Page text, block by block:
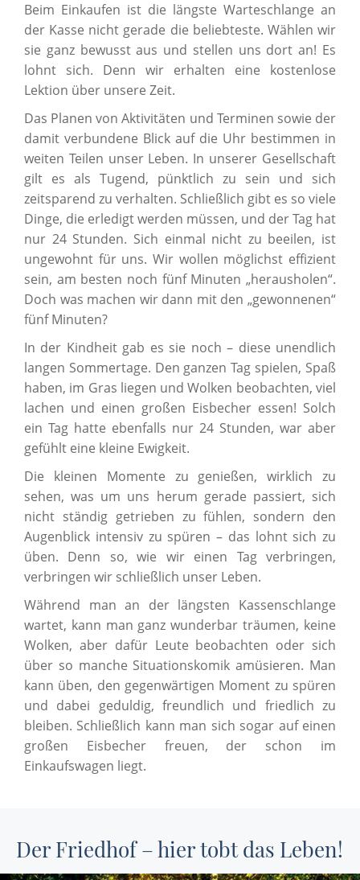
Beim Einkaufen ist die längste Warteschlange an
der Kasse nicht gerade die beliebteste. Wählen wir
sie ganz bewusst aus und stellen uns dort an! Es
lohnt sich. Denn wir erhalten eine kostenlose
Lektion über unsere Zeit.
Das Planen von Aktivitäten und Terminen sowie der
damit verbundene Blick auf die Uhr bestimmen in
weiten Teilen unser Leben. In unserer Gesellschaft
gilt es als Tugend, pünktlich zu sein und sich
zeitsparend zu verhalten. Schließlich gibt es so viele
Dinge, die erledigt werden müssen, und der Tag hat
nur 24 Stunden. Sich einmal nicht zu beeilen, ist
ungewohnt für uns. Wir wollen möglichst effizient
sein, am besten noch fünf Minuten „herausholen“.
Doch was machen wir dann mit den „gewonnenen“
fünf Minuten?
In der Kindheit gab es sie noch – diese unendlich
langen Sommertage. Den ganzen Tag spielen, Spaß
haben, im Gras liegen und Wolken beobachten, viel
lachen und einen großen Eisbecher essen! Solch
ein Tag hatte ebenfalls nur 24 Stunden, war aber
gefühlt eine kleine Ewigkeit.
Die kleinen Momente zu genießen, wirklich zu
sehen, was um uns herum gerade passiert, sich
nicht ständig getrieben zu fühlen, sondern den
Augenblick intensiv zu spüren – das lohnt sich zu
üben. Denn so, wie wir einen Tag verbringen,
verbringen wir schließlich unser Leben.
Während man an der längsten Kassenschlange
wartet, kann man ganz wunderbar träumen, keine
Wolken, aber dafür Leute beobachten oder sich
über so manche Situationskomik amüsieren. Man
kann üben, den gegenwärtigen Moment zu spüren
und dabei geduldig, freundlich und friedlich zu
bleiben. Schließlich kann man sich sogar auf einen
großen Eisbecher freuen, der schon im
Einkaufswagen liegt.
Der Friedhof – hier tobt das Leben!